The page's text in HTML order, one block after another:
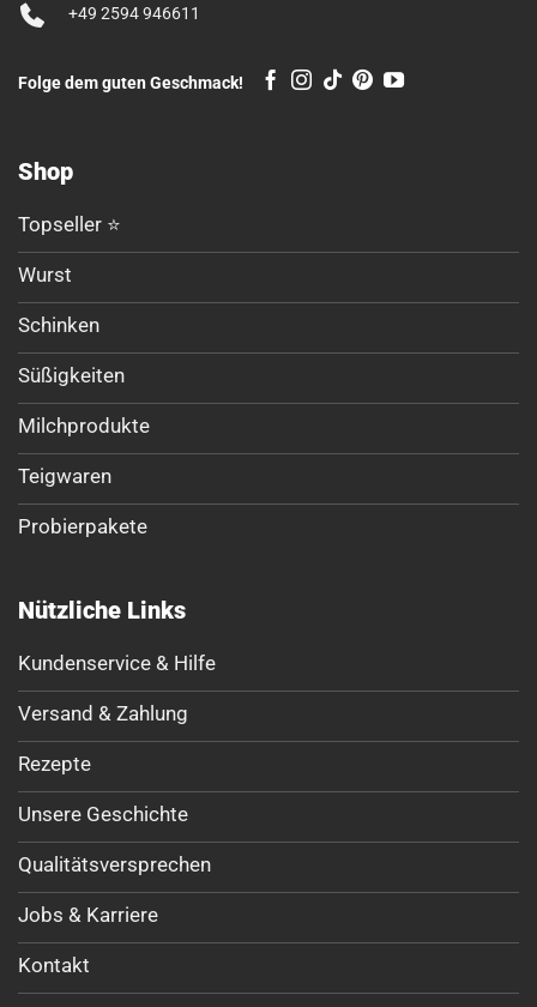
+49 2594 946611
Folge dem guten Geschmack!
Shop
Topseller ⭐
Wurst
Schinken
Süßigkeiten
Milchprodukte
Teigwaren
Probierpakete
Nützliche Links
Kundenservice & Hilfe
Versand & Zahlung
Rezepte
Unsere Geschichte
Qualitätsversprechen
Jobs & Karriere
Kontakt